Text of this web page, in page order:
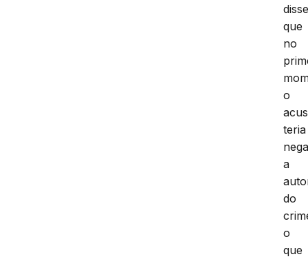
que
no
o
teria
a
do
o
que